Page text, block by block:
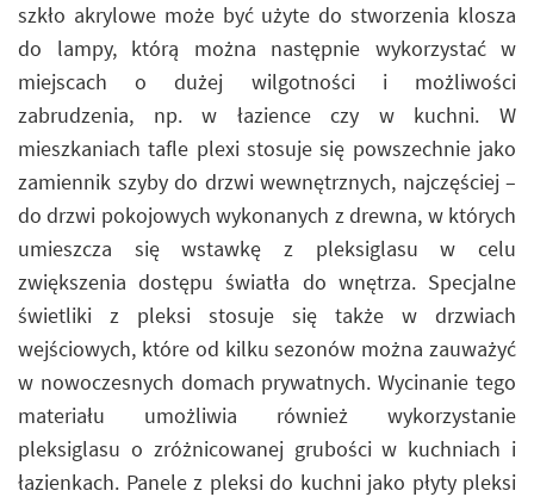
szkło akrylowe może być użyte do stworzenia klosza
do lampy, którą można następnie wykorzystać w
miejscach o dużej wilgotności i możliwości
zabrudzenia, np. w łazience czy w kuchni. W
mieszkaniach tafle plexi stosuje się powszechnie jako
zamiennik szyby do drzwi wewnętrznych, najczęściej –
do drzwi pokojowych wykonanych z drewna, w których
umieszcza się wstawkę z pleksiglasu w celu
zwiększenia dostępu światła do wnętrza. Specjalne
świetliki z pleksi stosuje się także w drzwiach
wejściowych, które od kilku sezonów można zauważyć
w nowoczesnych domach prywatnych. Wycinanie tego
materiału umożliwia również wykorzystanie
pleksiglasu o zróżnicowanej grubości w kuchniach i
łazienkach. Panele z pleksi do kuchni jako płyty pleksi